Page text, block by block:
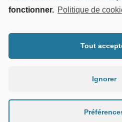
fonctionner. Politique de
Tout
Ignorer
Le projet Rosace